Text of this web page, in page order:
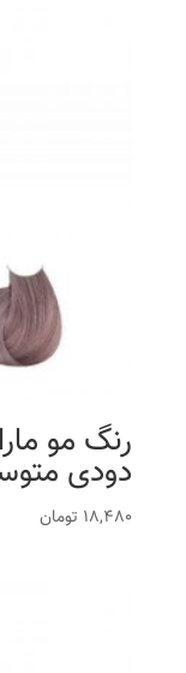
رنگ مو
دودی
18,480 تومان